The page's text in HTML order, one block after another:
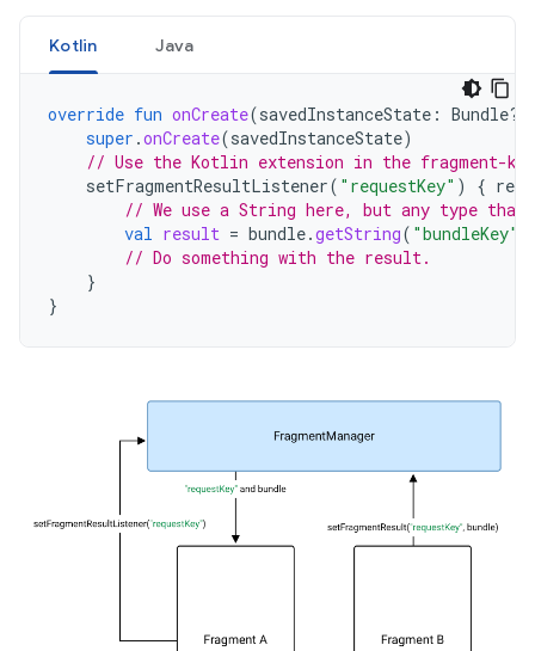
Kotlin Java
override fun onCreate(savedInstanceState : Bundle?)
super .onCreate(savedInstanceState)
// Use the Kotlin extension in the fragment-
setFragmentResultListener( "requestKey" ) {
// We use a String here, but any type
val result = bundle.getString( "bundleKey"
// Do something with the result.
}
}